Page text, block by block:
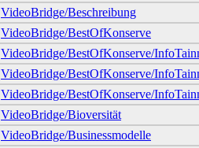
VideoBridge/Beschreibung
VideoBridge/BestOfKonserve
VideoBridge/BestOfKonserve/
VideoBridge/BestOfKonserve/
VideoBridge/BestOfKonserve/
VideoBridge/Bioversität
VideoBridge/Businessmodelle